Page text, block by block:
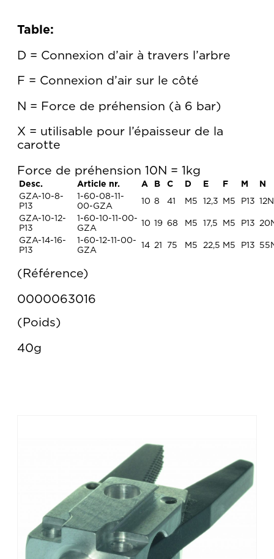
Table:
D = Connexion d’air à travers l’arbre
F = Connexion d’air sur le côté
N = Force de préhension (à 6 bar)
X = utilisable pour l’épaisseur de la
carotte
Force de préhension 10N = 1kg
Desc. Article nr. A B C D E F M
N
GZA-10-8-
P13
1-60-08-11-
00-GZA
10 8 41 M5 12,3 M5 P13 12N
GZA-10-12-
P13
1-60-10-11-00-
GZA
10 19 68 M5 17,5 M5 P13
GZA-14-16-
P13
1-60-12-11-00-
GZA
14 21 75 M5 22,5 M5 P13
Référence
0000063016
Poids
40g